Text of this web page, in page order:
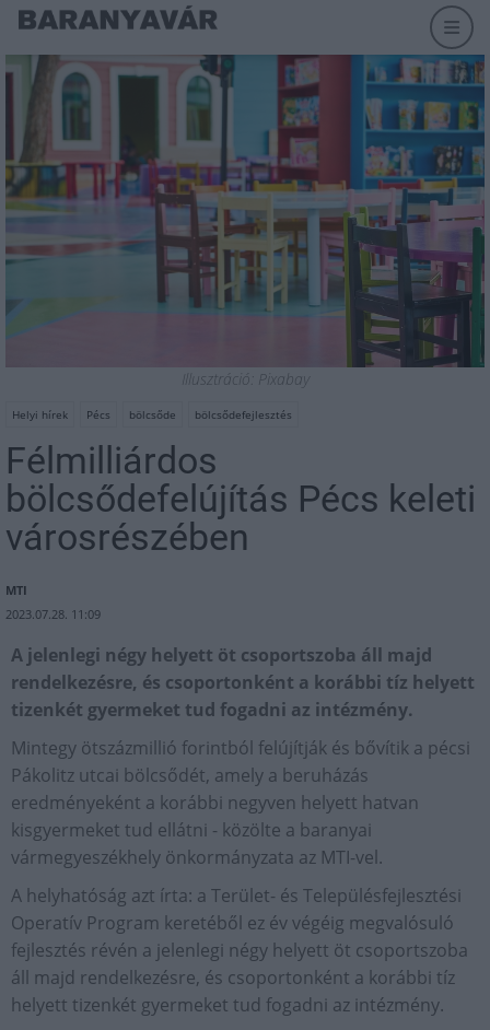
Illusztráció: Pixabay
Helyi hírek Pécs bölcsőde bölcsődefejlesztés
Félmilliárdos
bölcsődefelújítás Pécs keleti
városrészében
MTI
2023.07.28. 11:09
A jelenlegi négy helyett öt csoportszoba áll majd
rendelkezésre, és csoportonként a korábbi tíz helyett
tizenkét gyermeket tud fogadni az intézmény.
Mintegy ötszázmillió forintból felújítják és bővítik a pécsi
Pákolitz utcai bölcsődét, amely a beruházás
eredményeként a korábbi negyven helyett hatvan
kisgyermeket tud ellátni - közölte a baranyai
vármegyeszékhely önkormányzata az MTI-vel.
A helyhatóság azt írta: a Terület- és Településfejlesztési
Operatív Program keretéből ez év végéig megvalósuló
fejlesztés révén a jelenlegi négy helyett öt csoportszoba
áll majd rendelkezésre, és csoportonként a korábbi tíz
helyett tizenkét gyermeket tud fogadni az intézmény.